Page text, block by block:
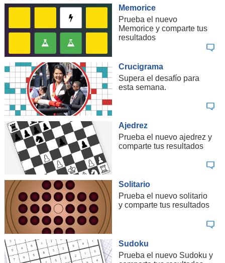
Memorice
Prueba el nuevo
Memorice y comparte tus
resultados
Crucigrama
Supera el desafío para
esta semana.
Ajedrez
Prueba el nuevo ajedrez y
comparte tus resultados
Solitario
Prueba el nuevo solitario
y comparte tus resultados
Sudoku
Prueba el nuevo Sudoku y